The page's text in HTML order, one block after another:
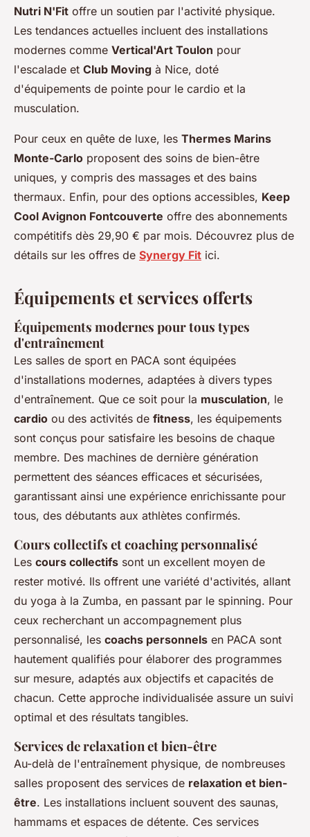
Nutri N'Fit offre un soutien par l'activité physique.
Les tendances actuelles incluent des installations
modernes comme Vertical'Art Toulon pour
l'escalade et Club Moving à Nice, doté
d'équipements de pointe pour le cardio et la
musculation.
Pour ceux en quête de luxe, les Thermes Marins
Monte-Carlo proposent des soins de bien-être
uniques, y compris des massages et des bains
thermaux. Enfin, pour des options accessibles, Keep
Cool Avignon Fontcouverte offre des abonnements
compétitifs dès 29,90 € par mois. Découvrez plus de
détails sur les offres de Synergy Fit ici.
Équipements et services offerts
Équipements modernes pour tous types
d'entraînement
Les salles de sport en PACA sont équipées
d'installations modernes, adaptées à divers types
d'entraînement. Que ce soit pour la musculation, le
cardio ou des activités de fitness, les équipements
sont conçus pour satisfaire les besoins de chaque
membre. Des machines de dernière génération
permettent des séances efficaces et sécurisées,
garantissant ainsi une expérience enrichissante pour
tous, des débutants aux athlètes confirmés.
Cours collectifs et coaching personnalisé
Les cours collectifs sont un excellent moyen de
rester motivé. Ils offrent une variété d'activités, allant
du yoga à la Zumba, en passant par le spinning. Pour
ceux recherchant un accompagnement plus
personnalisé, les coachs personnels en PACA sont
hautement qualifiés pour élaborer des programmes
sur mesure, adaptés aux objectifs et capacités de
chacun. Cette approche individualisée assure un suivi
optimal et des résultats tangibles.
Services de relaxation et bien-être
Au-delà de l'entraînement physique, de nombreuses
salles proposent des services de relaxation et bien-
être. Les installations incluent souvent des saunas,
hammams et espaces de détente. Ces services